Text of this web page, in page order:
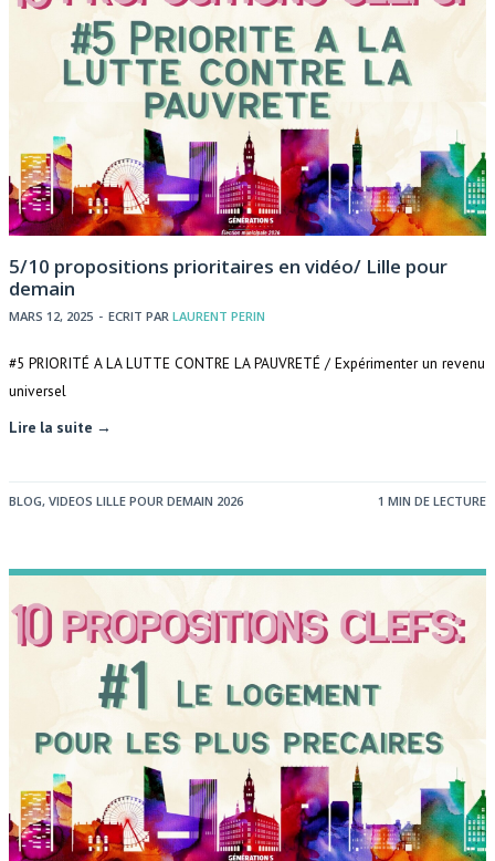
5/10 propositions prioritaires en vidéo/ Lille pour
demain
MARS 12, 2025 - ECRIT PAR LAURENT PERIN
#5 PRIORITÉ A LA LUTTE CONTRE LA PAUVRETÉ / Expérimenter un revenu
universel
Lire la suite →
BLOG, VIDEOS LILLE POUR DEMAIN 2026 1 MIN DE LECTURE